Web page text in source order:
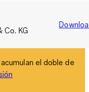
Co. KG
el doble de